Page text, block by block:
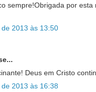
sempre!Obrigada por
2013 às 13:50
Deus em Cristo
2013 às 16:38